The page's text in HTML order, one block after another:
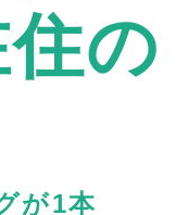
の
が1本